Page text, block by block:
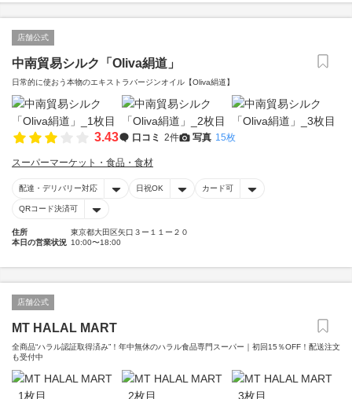
店舗公式
中南貿易シルク「Oliva絹道」
日常的に使おう本物のエキストラバージンオイル【Oliva絹道】
3.43 口コミ 2件 写真 15枚
スーパーマーケット・食品・食材
配達・デリバリー対応 日祝OK カード可
QRコード決済可
住所
東京都大田区矢口３ー１１ー２０
本日の営業状況 10:00〜18:00
店舗公式
MT HALAL MART
全商品“ハラル認証取得済み”！年中無休のハラル食品専門スーパー｜初回15％OFF！配送注文
も受付中